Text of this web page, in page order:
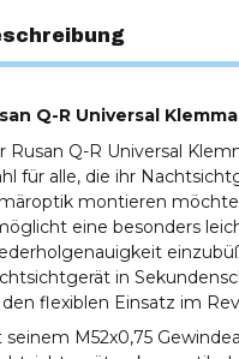
Q-R Universal
Rusan Q-R Universal
für alle, die ihr
montieren
eine besonders
in
flexiblen Einsatz im
seinem M52x0,75